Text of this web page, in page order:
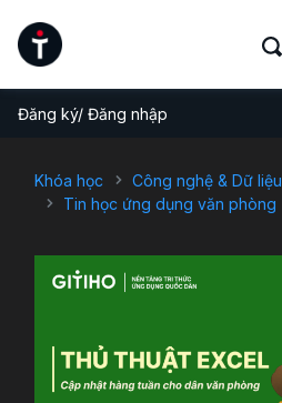
Đăng ký/ Đăng nhập
Khóa học
Công nghệ & Dữ liệu
Tin học ứng dụng văn phòng